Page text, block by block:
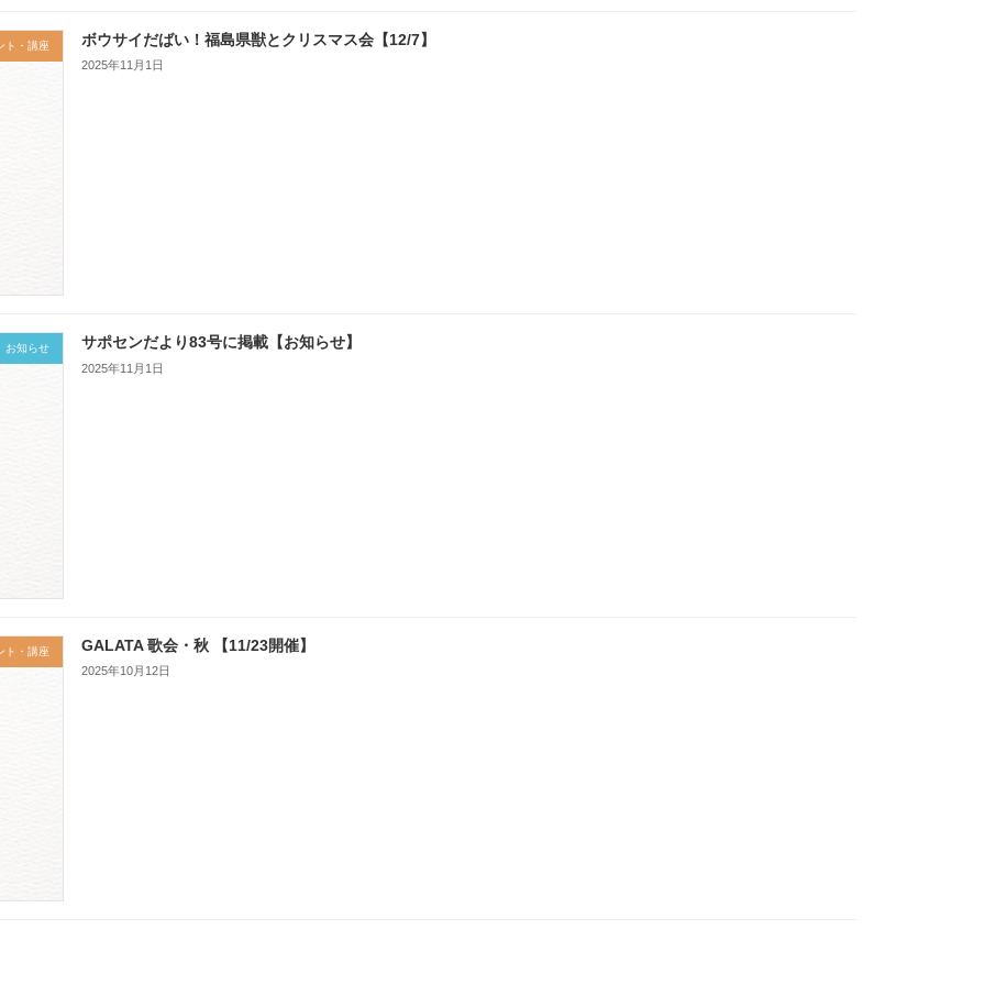
ト・講座 ボウサイだばい！福島県獣とクリスマス会【12/7】
2025年11月1日
お知らせ サポセンだより83号に掲載【お知らせ】
2025年11月1日
ト・講座 GALATA 歌会・秋 【11/23開催】
2025年10月12日